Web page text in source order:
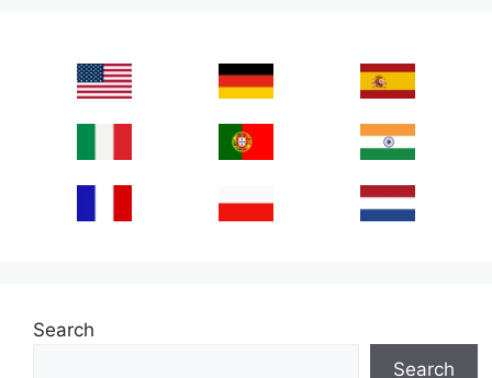
Search
Search